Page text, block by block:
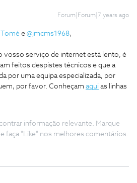
Forum|Forum|7 years ago
Tomé e @jmcms1968,
vosso serviço de internet está lento, é
feitos despistes técnicos e que a
por uma equipa especializada, por
por favor. Conheçam aqui as linhas
informação relevante. Marque
faça "Like" nos melhores comentários.